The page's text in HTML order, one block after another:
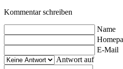
Kommentar schreiben
Name
E-Mail
Antwort auf